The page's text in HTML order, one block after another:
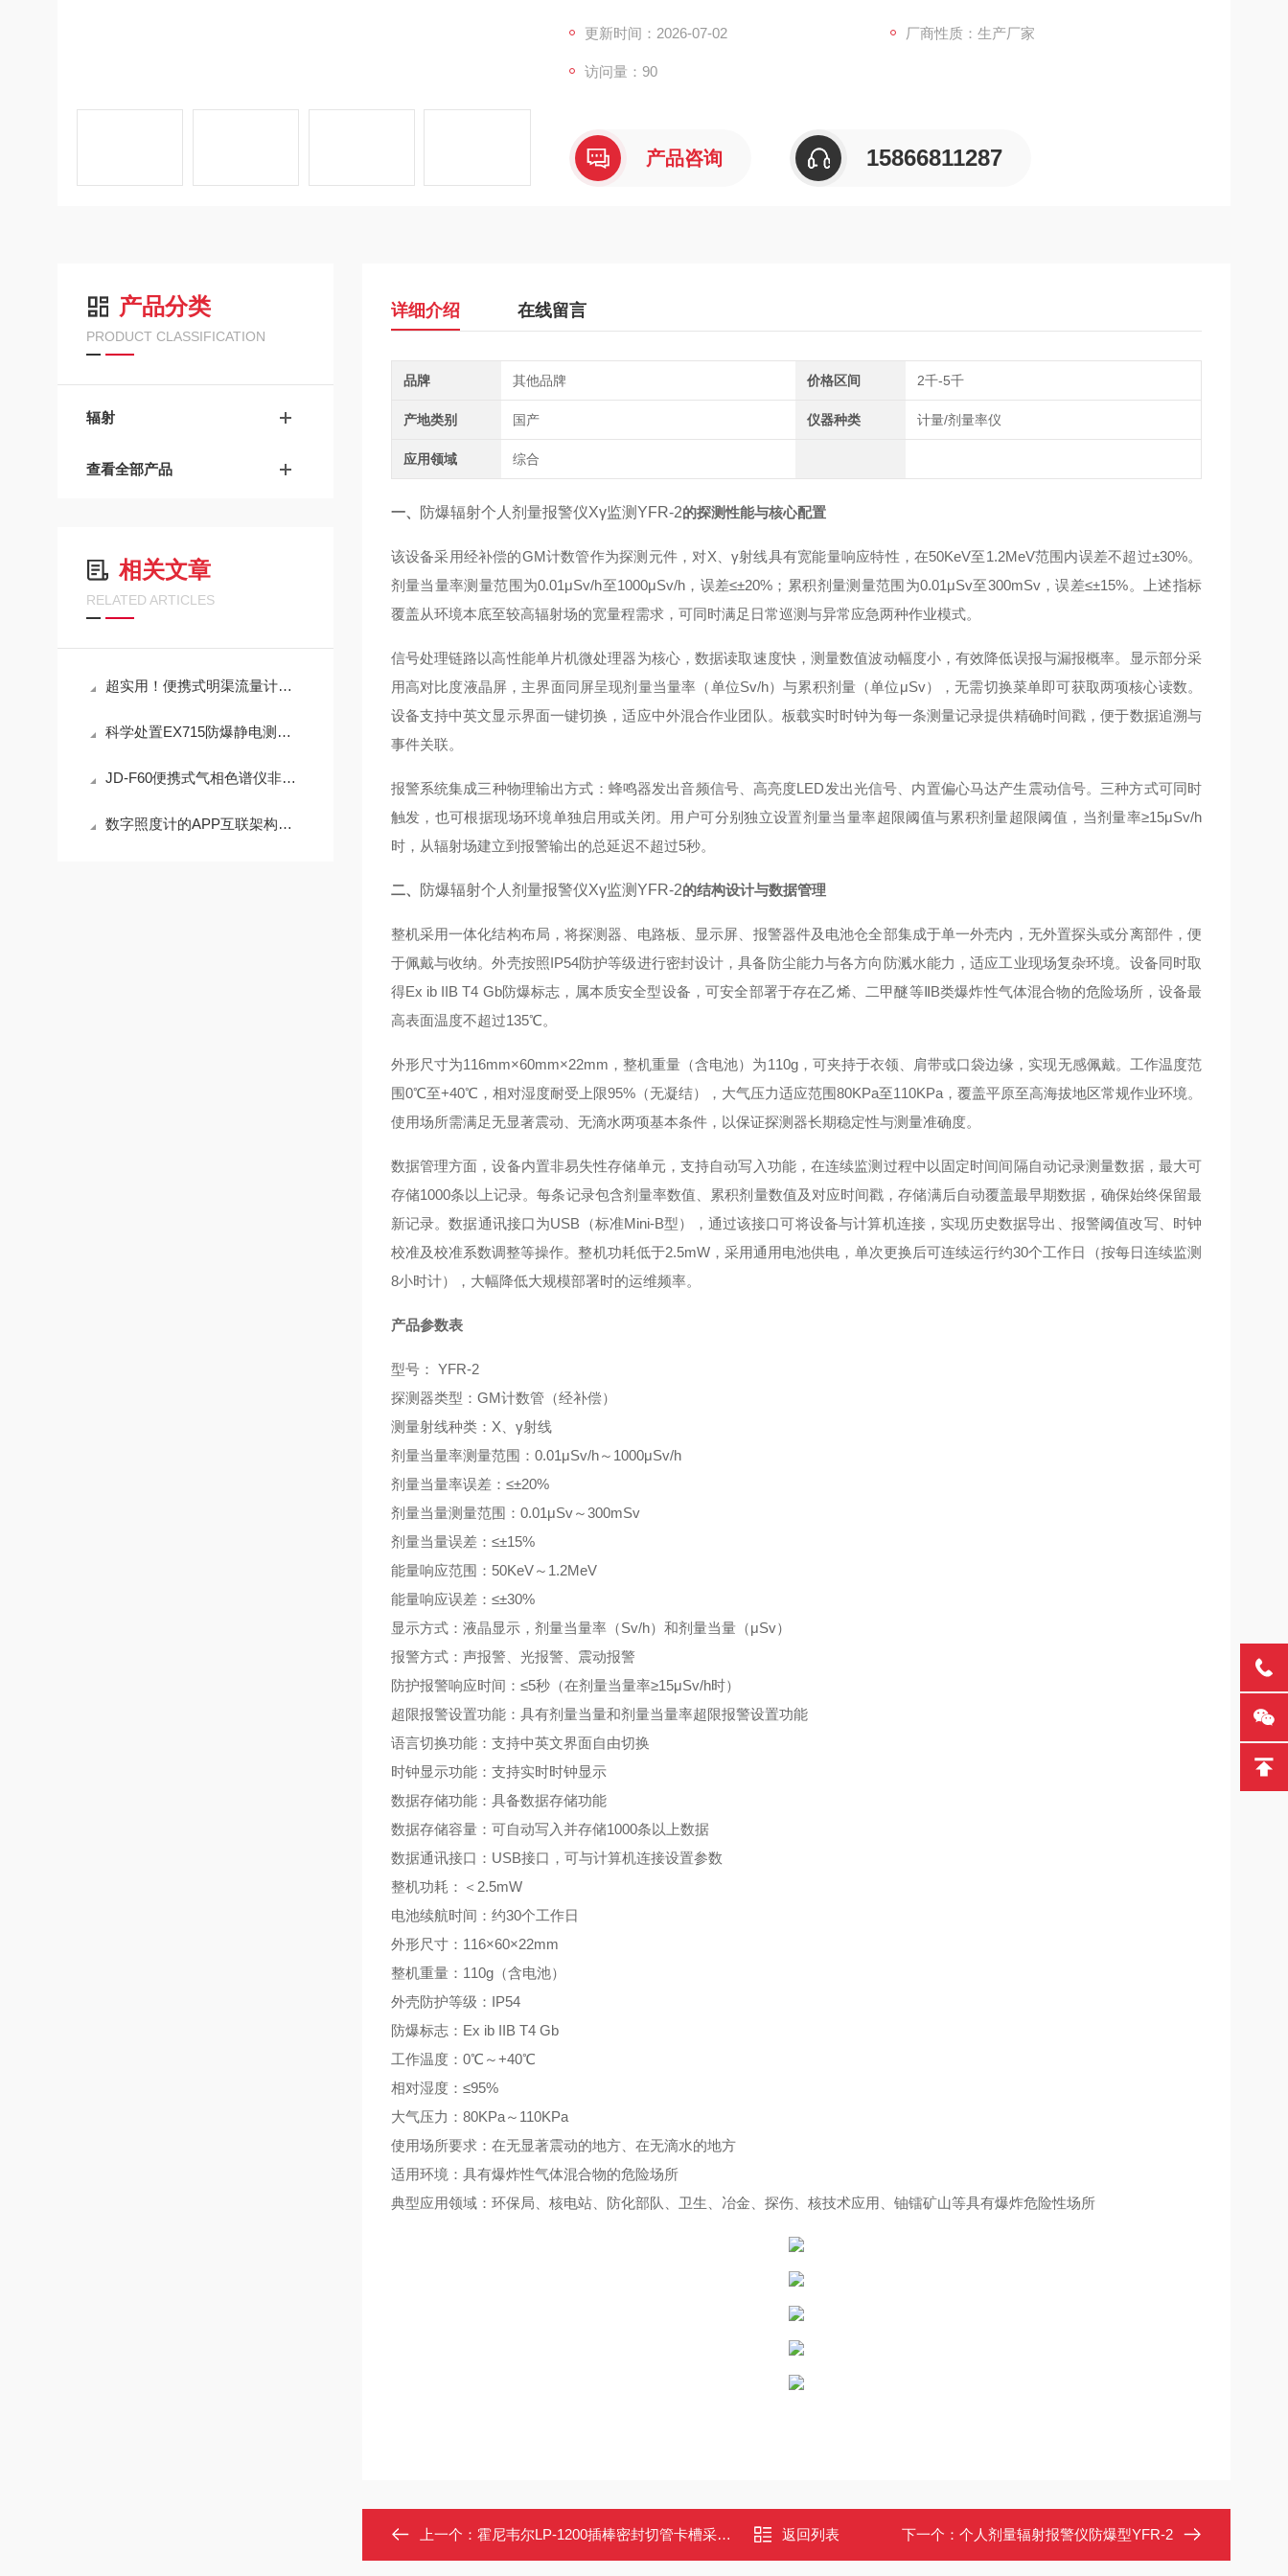
储容量1000条以上。IP54防护等级，
更新时间：2026-07-02 厂商性质：生产厂家
访问量：90
产品咨询 15866811287
产品分类
PRODUCT CLASSIFICATION
辐射
查看全部产品
相关文章
RELATED ARTICLES
超实用！便携式明渠流量计定期维护保养方法大汇总
科学处置EX715防爆静电测试仪故障可有效保障检测工作正常开展
JD-F60便携式气相色谱仪非甲烷总烃现场快速检测技术方案
数字照度计的APP互联架构与现场数据闭环管理技术
详细介绍 在线留言
品牌 其他品牌 价格区间 2千-5千
产地类别 国产 仪器种类 计量/剂量率仪
应用领域 综合
一、 防爆辐射个人剂量报警仪Xγ监测YFR-2的探测性能与核心配置
该设备采用经补偿的GM计数管作为探测元件，对X、γ射线具有宽能量响应特性，在50KeV至1.2MeV范围内误差不超过±30%。
剂量当量率测量范围为0.01μSv/h至1000μSv/h，误差≤±20%；累积剂量测量范围为0.01μSv至300mSv，误差≤±15%。上述指标
覆盖从环境本底至较高辐射场的宽量程需求，可同时满足日常巡测与异常应急两种作业模式。
信号处理链路以高性能单片机微处理器为核心，数据读取速度快，测量数值波动幅度小，有效降低误报与漏报概率。显示部分采
用高对比度液晶屏，主界面同屏呈现剂量当量率（单位Sv/h）与累积剂量（单位μSv），无需切换菜单即可获取两项核心读数。
设备支持中英文显示界面一键切换，适应中外混合作业团队。板载实时时钟为每一条测量记录提供精确时间戳，便于数据追溯与
事件关联。
报警系统集成三种物理输出方式：蜂鸣器发出音频信号、高亮度LED发出光信号、内置偏心马达产生震动信号。三种方式可同时
触发，也可根据现场环境单独启用或关闭。用户可分别独立设置剂量当量率超限阈值与累积剂量超限阈值，当剂量率≥15μSv/h
时，从辐射场建立到报警输出的总延迟不超过5秒。
二、 防爆辐射个人剂量报警仪Xγ监测YFR-2的结构设计与数据管理
整机采用一体化结构布局，将探测器、电路板、显示屏、报警器件及电池仓全部集成于单一外壳内，无外置探头或分离部件，便
于佩戴与收纳。外壳按照IP54防护等级进行密封设计，具备防尘能力与各方向防溅水能力，适应工业现场复杂环境。设备同时取
得Ex ib IIB T4 Gb防爆标志，属本质安全型设备，可安全部署于存在乙烯、二甲醚等ⅡB类爆炸性气体混合物的危险场所，设备最
高表面温度不超过135℃。
外形尺寸为116mm×60mm×22mm，整机重量（含电池）为110g，可夹持于衣领、肩带或口袋边缘，实现无感佩戴。工作温度范
围0℃至+40℃，相对湿度耐受上限95%（无凝结），大气压力适应范围80KPa至110KPa，覆盖平原至高海拔地区常规作业环境。
使用场所需满足无显著震动、无滴水两项基本条件，以保证探测器长期稳定性与测量准确度。
数据管理方面，设备内置非易失性存储单元，支持自动写入功能，在连续监测过程中以固定时间间隔自动记录测量数据，最大可
存储1000条以上记录。每条记录包含剂量率数值、累积剂量数值及对应时间戳，存储满后自动覆盖最早期数据，确保始终保留最
新记录。数据通讯接口为USB（标准Mini-B型），通过该接口可将设备与计算机连接，实现历史数据导出、报警阈值改写、时钟
校准及校准系数调整等操作。整机功耗低于2.5mW，采用通用电池供电，单次更换后可连续运行约30个工作日（按每日连续监测
8小时计），大幅降低大规模部署时的运维频率。
产品参数表
型号： YFR-2
探测器类型：GM计数管（经补偿）
测量射线种类：X、γ射线
剂量当量率测量范围：0.01μSv/h～1000μSv/h
剂量当量率误差：≤±20%
剂量当量测量范围：0.01μSv～300mSv
剂量当量误差：≤±15%
能量响应范围：50KeV～1.2MeV
能量响应误差：≤±30%
显示方式：液晶显示，剂量当量率（Sv/h）和剂量当量（μSv）
报警方式：声报警、光报警、震动报警
防护报警响应时间：≤5秒（在剂量当量率≥15μSv/h时）
超限报警设置功能：具有剂量当量和剂量当量率超限报警设置功能
语言切换功能：支持中英文界面自由切换
时钟显示功能：支持实时时钟显示
数据存储功能：具备数据存储功能
数据存储容量：可自动写入并存储1000条以上数据
数据通讯接口：USB接口，可与计算机连接设置参数
整机功耗：＜2.5mW
电池续航时间：约30个工作日
外形尺寸：116×60×22mm
整机重量：110g（含电池）
外壳防护等级：IP54
防爆标志：Ex ib IIB T4 Gb
工作温度：0℃～+40℃
相对湿度：≤95%
大气压力：80KPa～110KPa
使用场所要求：在无显著震动的地方、在无滴水的地方
适用环境：具有爆炸性气体混合物的危险场所
典型应用领域：环保局、核电站、防化部队、卫生、冶金、探伤、核技术应用、铀镭矿山等具有爆炸危险性场所
上一个： 霍尼韦尔LP-1200插棒密封切管卡槽采样泵 返回列表 下一个： 个人剂量辐射报警仪防爆型YFR-2